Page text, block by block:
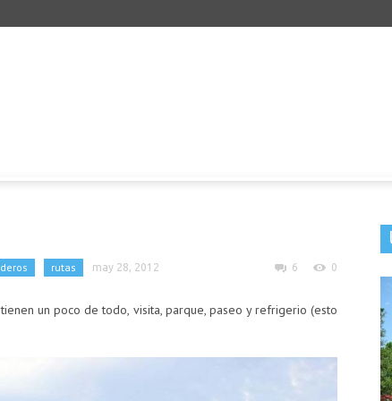
rutas may 28, 2012 6 0
un poco de todo, visita, parque, paseo y refrigerio (esto